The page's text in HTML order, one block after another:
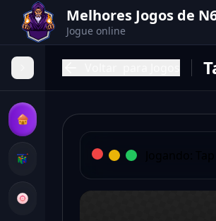
Melhores Jogos de
Jogue online